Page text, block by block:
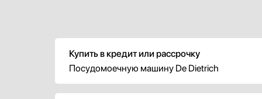
Купить в кредит или рассрочку
Посудомоечную машину De Dietrich